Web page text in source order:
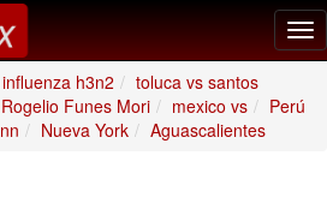
h3n2
toluca vs santos
Rogelio Funes Mori mexico vs
Perú
Nueva York Aguascalientes